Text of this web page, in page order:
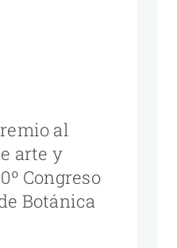
al
arte y
Congreso
Botánica